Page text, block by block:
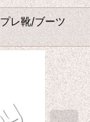
レ靴/ブーツ